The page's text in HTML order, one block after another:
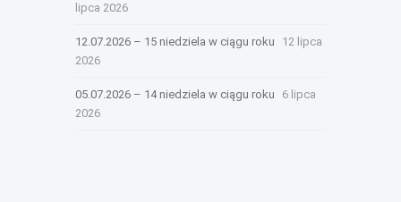
lipca 2026
12.07.2026 – 15 niedziela w ciągu roku
12 lipca
2026
05.07.2026 – 14 niedziela w ciągu roku
6 lipca
2026